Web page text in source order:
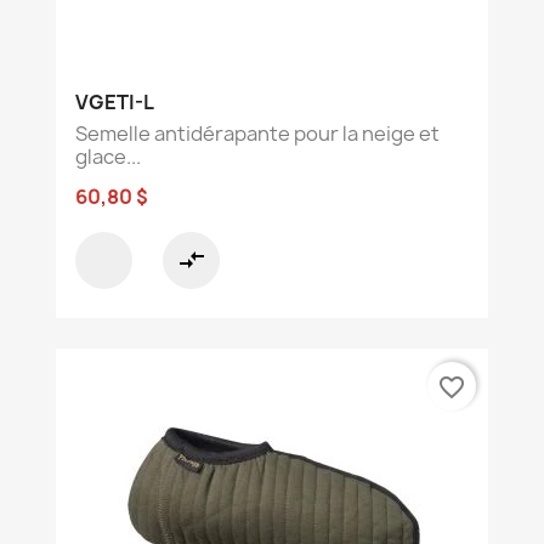
VGETI-L
Semelle antidérapante pour la neige et
glace...
60,80 $
compare_arrows
favorite_border